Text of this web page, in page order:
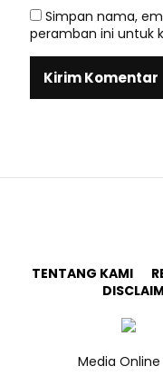
Simpan nama,
peramban ini untuk
TENTANG KAMI
Media